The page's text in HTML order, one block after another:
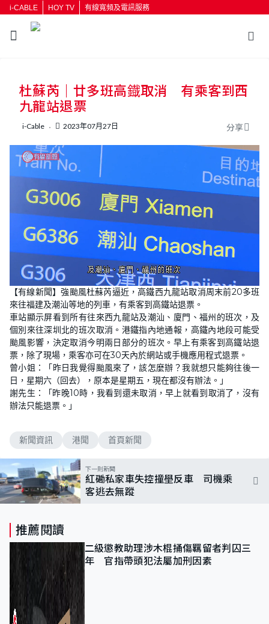
i-CABLE HOY TV 有線寬頻及電訊服務
按輸入鍵開始搜尋
杜蘇芮｜廿多班高鐡取消 有乘客到西
九龍站退票
i-Cable 2023年07月27日 分享
U
n
m
u
t
e
o
a
d
e
d
:
3
8
.
5
7
%
【有線新聞】強颱風杜蘇芮逼近，高鐵西九龍站取消周末前20多班
來往福建及潮汕等地的列車，有乘客到高鐵站退票。
車站顯示屏看到所有往來西九龍站及潮汕、廈門、福州的班次，及
個別來往深圳北的班次取消。港鐵指內地通報，高鐵內地段可能受
颱風影響，決定取消今明兩日部分的班次。早上有乘客到高鐵站退
票，除了現場，乘客亦可在30天內於網站或手機應用程式退票。
曾小姐：「昨日我覺得颱風來了，該怎麼辦？我就想只能夠往後一
日，星期六（回去），原本是星期五，現在都沒有辦法。」
謝先生：「昨晚10時，我看到還未取消，早上就看到取消了，沒有
辦法只能退票。」
新聞資訊 港聞 首頁新聞
下一則新聞
紅磡私家車失控撞壆反車 司機乘
客逃去無蹤
推薦閱讀
二級懲教助理涉木棍捅傷羈留者判囚三
年 官指帶頭犯法屬加刑因素